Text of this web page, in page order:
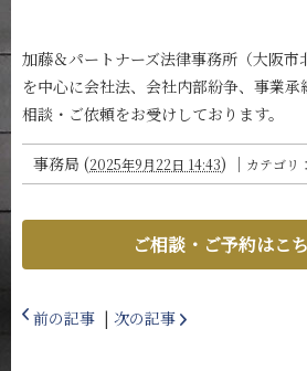
加藤＆パートナーズ法律事務所（大阪
を中心に会社法、会社内部紛争、事業
相談・ご依頼をお受けしております。
事務局 (2025年9月22日 14:43) ｜ カテゴリ：
ご相談・ご予約はこ
前の記事 | 次の記事